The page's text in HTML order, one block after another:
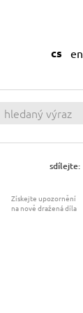
cs en
sdílejte:
Získejte upozornění
na nově dražená díla